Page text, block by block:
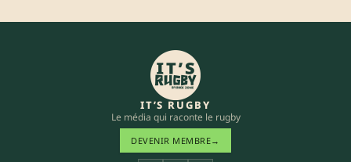
IT’S RUGBY
Le média qui raconte le rugby
DEVENIR MEMBRE→